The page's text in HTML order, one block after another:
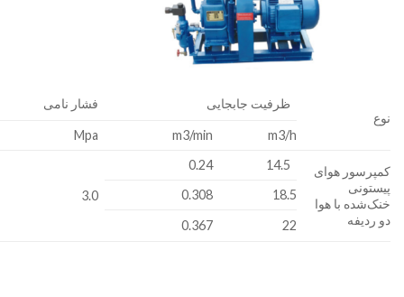
نوع
ظرفیت جابجایی فشار نامی
m3/h
m3/min
Mpa
کمپرسور هوای
پیستونی
خنک‌شده با هوا
دو ردیفه
14.5
0.24
3.0
18.5
0.308
22
0.367